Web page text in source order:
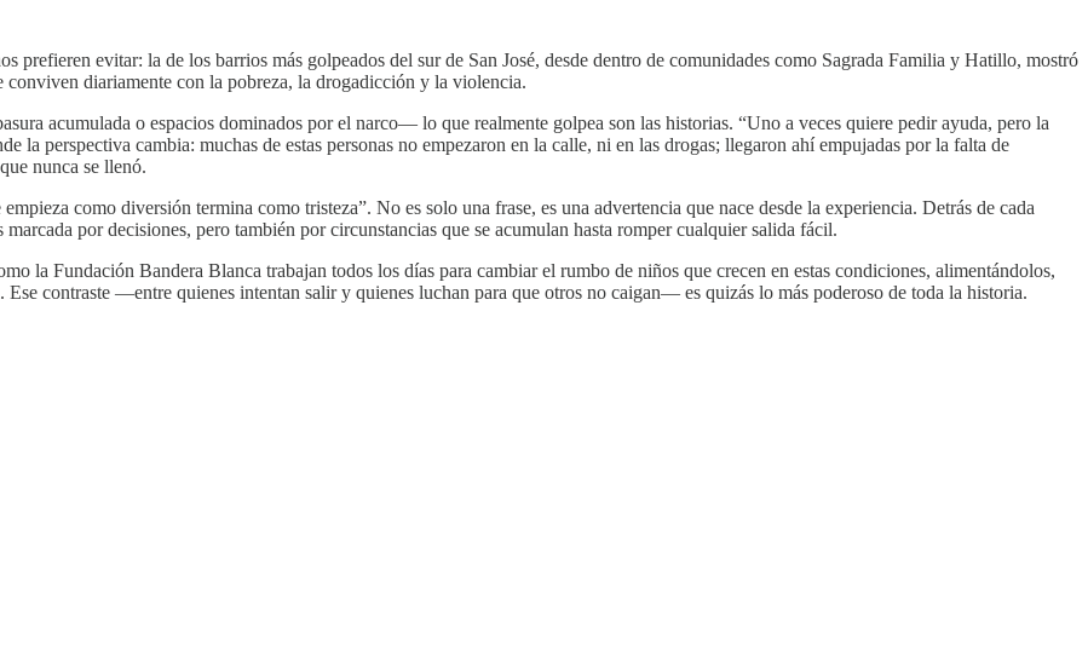
prefieren evitar: la de los barrios más golpeados del sur de San José, desde dentro de comunidades como Sagrada Familia y Hatillo, mostró
diariamente con la pobreza, la drogadicción y la violencia.
acumulada o espacios dominados por el narco— lo que realmente golpea son las historias. “Uno a veces quiere pedir ayuda, pero la
la perspectiva cambia: muchas de estas personas no empezaron en la calle, ni en las drogas; llegaron ahí empujadas por la falta de
nunca se llenó.
como diversión termina como tristeza”. No es solo una frase, es una advertencia que nace desde la experiencia. Detrás de cada
por decisiones, pero también por circunstancias que se acumulan hasta romper cualquier salida fácil.
la Fundación Bandera Blanca trabajan todos los días para cambiar el rumbo de niños que crecen en estas condiciones, alimentándolos,
contraste —entre quienes intentan salir y quienes luchan para que otros no caigan— es quizás lo más poderoso de toda la historia.